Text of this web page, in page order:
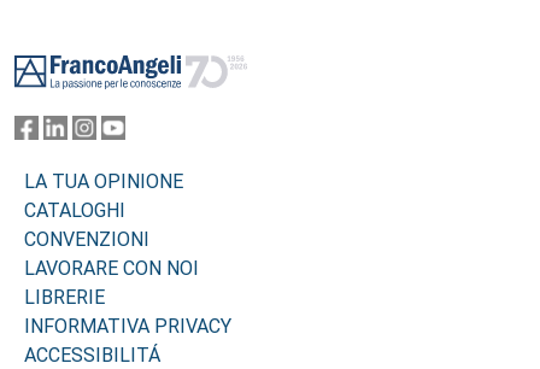
LA TUA OPINIONE
CATALOGHI
CONVENZIONI
LAVORARE CON NOI
LIBRERIE
INFORMATIVA PRIVACY
ACCESSIBILITÁ